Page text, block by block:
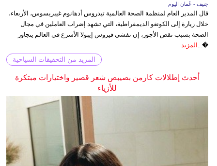
جنيف - عُمان اليوم
قال المدير العام لمنظمة الصحة العالمية تيدروس أدهانوم غيبريسوس، الأربعاء،
خلال زيارة إلى الكونغو الديمقراطية، التي تشهد إضراب العاملين في مجال
الصحة بسبب نقص الأجور، إن تفشي فيروس إيبولا الأسرع في العالم يتجاوز
�... المزيد
المزيد من التحقيقات السياحية
أحدث إطلالات كارمن بصيبص شعر قصير واختيارات مبتكرة
للأزياء